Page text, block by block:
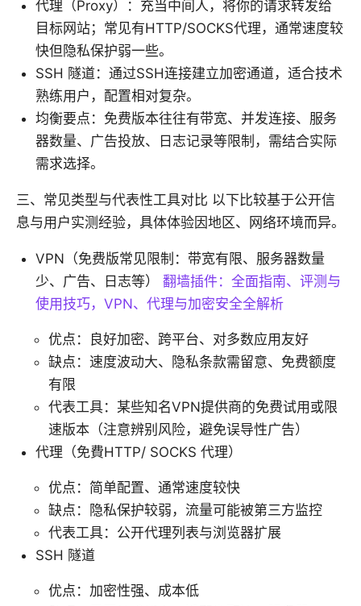
代理（Proxy）：充当中间人，将你的请求转发给
目标网站；常见有HTTP/SOCKS代理，通常速度较
快但隐私保护弱一些。
SSH 隧道：通过SSH连接建立加密通道，适合技术
熟练用户，配置相对复杂。
均衡要点：免费版本往往有带宽、并发连接、服务
器数量、广告投放、日志记录等限制，需结合实际
需求选择。
三、常见类型与代表性工具对比 以下比较基于公开信
息与用户实测经验，具体体验因地区、网络环境而异。
VPN（免费版常见限制：带宽有限、服务器数量
少、广告、日志等） 翻墙插件：全面指南、评测与
使用技巧，VPN、代理与加密安全全解析
优点：良好加密、跨平台、对多数应用友好
缺点：速度波动大、隐私条款需留意、免费额度
有限
代表工具：某些知名VPN提供商的免费试用或限
速版本（注意辨别风险，避免误导性广告）
代理（免費HTTP/ SOCKS 代理）
优点：简单配置、通常速度较快
缺点：隐私保护较弱，流量可能被第三方监控
代表工具：公开代理列表与浏览器扩展
SSH 隧道
优点：加密性强、成本低